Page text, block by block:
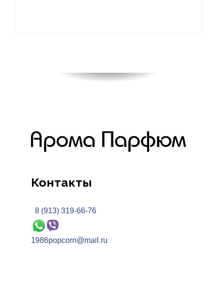
Контакты
8 (913) 319-66-76
1986popcorn@mail.ru